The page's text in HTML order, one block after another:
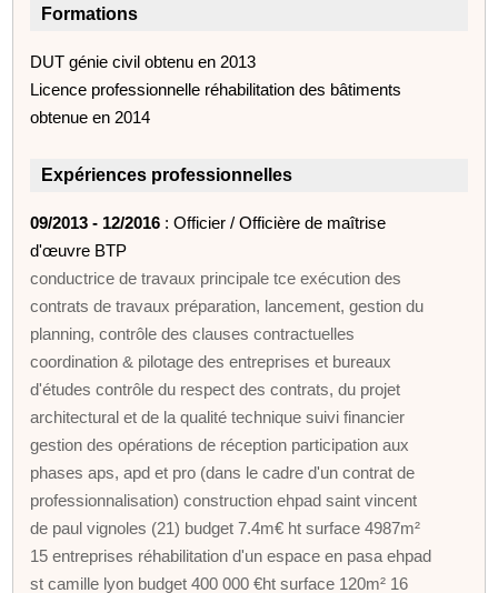
Formations
DUT génie civil obtenu en 2013
Licence professionnelle réhabilitation des bâtiments
obtenue en 2014
Expériences professionnelles
09/2013 - 12/2016 : Officier / Officière de maîtrise
d'œuvre BTP
conductrice de travaux principale tce exécution des
contrats de travaux préparation, lancement, gestion du
planning, contrôle des clauses contractuelles
coordination & pilotage des entreprises et bureaux
d'études contrôle du respect des contrats, du projet
architectural et de la qualité technique suivi financier
gestion des opérations de réception participation aux
phases aps, apd et pro (dans le cadre d'un contrat de
professionnalisation) construction ehpad saint vincent
de paul vignoles (21) budget 7.4m€ ht surface 4987m²
15 entreprises réhabilitation d'un espace en pasa ehpad
st camille lyon budget 400 000 €ht surface 120m² 16